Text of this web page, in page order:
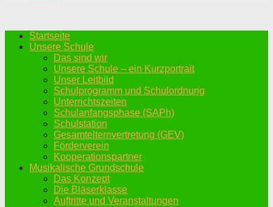
Startseite
Unsere Schule
Das sind wir
Unsere Schule – ein Kurzportrait
Unser Leitbild
Schulprogramm und Schulordnung
Unterrichtszeiten
Schulanfangsphase (SAPh)
Schulstation
Gesamtelternvertretung (GEV)
Förderverein
Kooperationspartner
Musikalische Grundschule
Das Konzept
Die Bläserklasse
Auftritte und Veranstaltungen